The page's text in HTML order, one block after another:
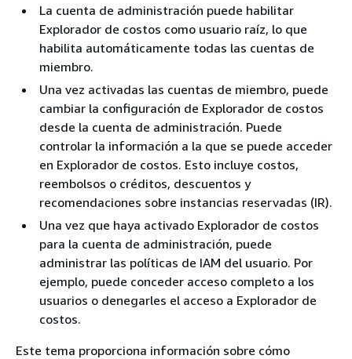
La cuenta de administración puede habilitar
Explorador de costos como usuario raíz, lo que
habilita automáticamente todas las cuentas de
miembro.
Una vez activadas las cuentas de miembro, puede
cambiar la configuración de Explorador de costos
desde la cuenta de administración. Puede
controlar la información a la que se puede acceder
en Explorador de costos. Esto incluye costos,
reembolsos o créditos, descuentos y
recomendaciones sobre instancias reservadas (IR).
Una vez que haya activado Explorador de costos
para la cuenta de administración, puede
administrar las políticas de IAM del usuario. Por
ejemplo, puede conceder acceso completo a los
usuarios o denegarles el acceso a Explorador de
costos.
Este tema proporciona información sobre cómo